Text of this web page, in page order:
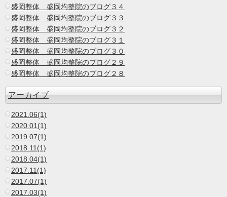
盛岡整体 盛岡均整院のブログ３４
盛岡整体 盛岡均整院のブログ３３
盛岡整体 盛岡均整院のブログ３２
盛岡整体 盛岡均整院のブログ３１
盛岡整体 盛岡均整院のブログ３０
盛岡整体 盛岡均整院のブログ２９
盛岡整体 盛岡均整院のブログ２８
アーカイブ
2021.06(1)
2020.01(1)
2019.07(1)
2018.11(1)
2018.04(1)
2017.11(1)
2017.07(1)
2017.03(1)